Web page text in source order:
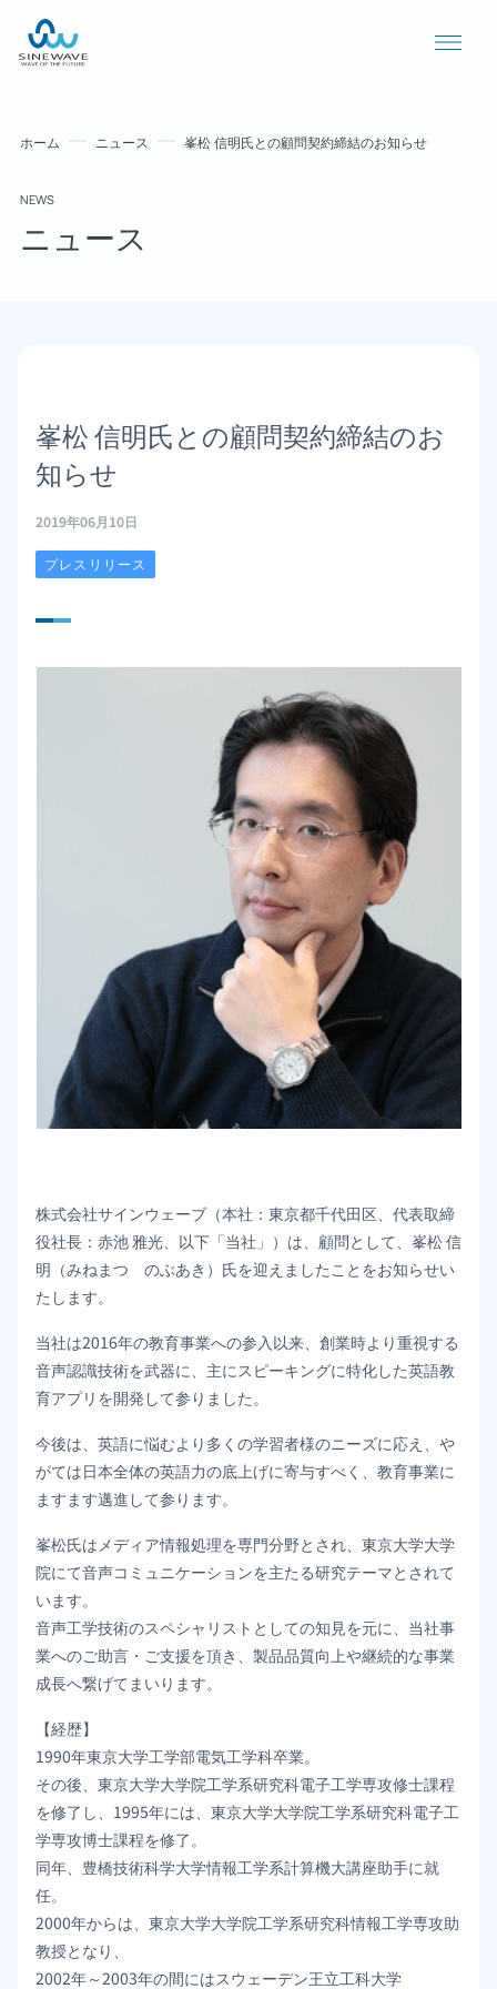
個人情報保護方針
ホーム ニュース 峯松 信明氏との顧問契約締結のお知らせ
NEWS
ニュース
峯松 信明氏との顧問契約締結のお
知らせ
2019年06月10日
プレスリリース
株式会社サインウェーブ（本社：東京都千代田区、代表取締
役社長：赤池 雅光、以下「当社」）は、顧問として、峯松 信
明（みねまつ のぶあき）氏を迎えましたことをお知らせい
たします。
当社は2016年の教育事業への参入以来、創業時より重視する
音声認識技術を武器に、主にスピーキングに特化した英語教
育アプリを開発して参りました。
今後は、英語に悩むより多くの学習者様のニーズに応え、や
がては日本全体の英語力の底上げに寄与すべく、教育事業に
ますます邁進して参ります。
峯松氏はメディア情報処理を専門分野とされ、東京大学大学
院にて音声コミュニケーションを主たる研究テーマとされて
います。
音声工学技術のスペシャリストとしての知見を元に、当社事
業へのご助言・ご支援を頂き、製品品質向上や継続的な事業
成長へ繋げてまいります。
【経歴】
1990年東京大学工学部電気工学科卒業。
その後、東京大学大学院工学系研究科電子工学専攻修士課程
を修了し、1995年には、東京大学大学院工学系研究科電子工
学専攻博士課程を修了。
同年、豊橋技術科学大学情報工学系計算機大講座助手に就
任。
2000年からは、東京大学大学院工学系研究科情報工学専攻助
教授となり、
2002年～2003年の間にはスウェーデン王立工科大学